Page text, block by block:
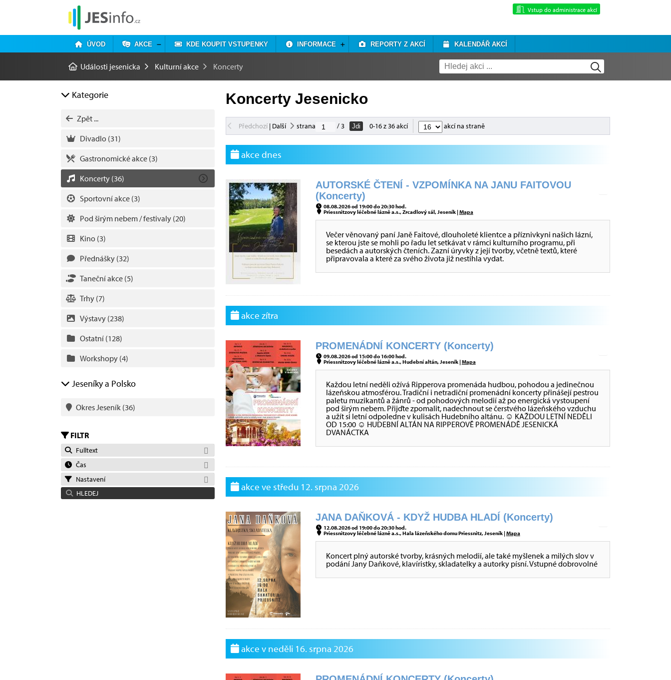
Vstup do administrace akcí
ÚVOD AKCE KDE KOUPIT VSTUPENKY INFORMACE REPORTY Z AKCÍ KALENDÁŘ AKCÍ
Události jesenicka Kulturní akce Koncerty
Kategorie
Zpět ...
Divadlo (31)
Gastronomické akce (3)
Koncerty (36)
Sportovní akce (3)
Pod širým nebem / festivaly (20)
Kino (3)
Přednášky (32)
Taneční akce (5)
Trhy (7)
Výstavy (238)
Ostatní (128)
Workshopy (4)
Jeseníky a Polsko
Okres Jeseník (36)
FILTR
Fulltext
Čas
Nastavení
HLEDEJ
Koncerty Jesenicko
Předchozí| Další strana / 3 Jdi 0-16 z 36 akcí akcí na straně
akce dnes
AUTORSKÉ ČTENÍ - VZPOMÍNKA NA JANU FAITOVOU
(Koncerty)
08.08.2026 od 19:00 do 20:30 hod.
Priessnitzovy léčebné lázně a.s., Zrcadlový sál, Jeseník |Mapa
Večer věnovaný paní Janě Faitové, dlouholeté klientce a příznivkyni našich lázní,
se kterou jste se mohli po řadu let setkávat v rámci kulturního programu, při
besedách a autorských čteních. Zazní úryvky z její tvorby, včetně textů, které
připravovala a které za svého života již nestihla vydat.
akce zítra
PROMENÁDNÍ KONCERTY (Koncerty)
09.08.2026 od 15:00 do 16:00 hod.
Priessnitzovy léčebné lázně a.s., Hudební altán, Jeseník |Mapa
Každou letní neděli ožívá Ripperova promenáda hudbou, pohodou a jedinečnou
lázeňskou atmosférou. Tradiční i netradiční promenádní koncerty přinášejí pestrou
paletu muzikantů a žánrů - od pohodových melodií až po energická vystoupení
pod širým nebem. Přijďte zpomalit, nadechnout se čerstvého lázeňského vzduchu
a užít si letní odpoledne v kulisách Hudebního altánu. ☺ KAŽDOU LETNÍ NEDĚLI
OD 15:00 ☺ HUDEBNÍ ALTÁN NA RIPPEROVĚ PROMENÁDĚ JESENICKÁ
DVANÁCTKA
akce ve středu 12. srpna 2026
JANA DAŇKOVÁ - KDYŽ HUDBA HLADÍ (Koncerty)
12.08.2026 od 19:00 do 20:30 hod.
Priessnitzovy léčebné lázně a.s., Hala lázeňského domu Priessnitz, Jeseník |Mapa
Koncert plný autorské tvorby, krásných melodií, ale také myšlenek a milých slov v
podání Jany Daňkové, klavíristky, skladatelky a autorky písní. Vstupné dobrovolné
akce v neděli 16. srpna 2026